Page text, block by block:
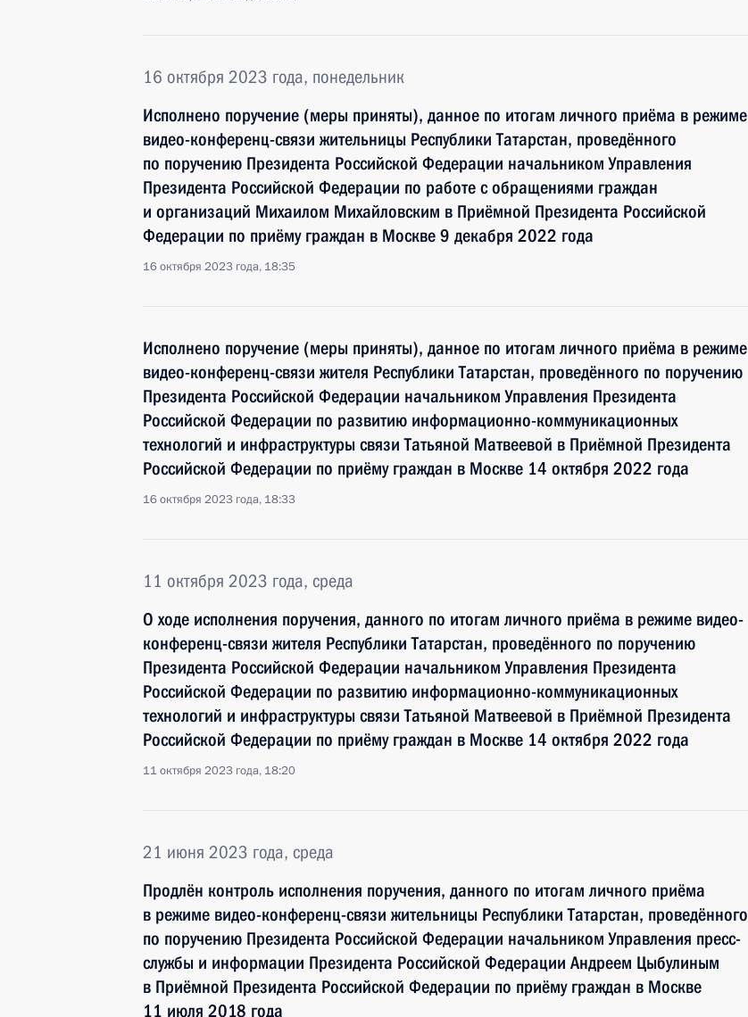
16 октября 2023 года, понедельник
Исполнено поручение (меры приняты), данное по итогам личного приёма в режиме
видео-конференц-связи жительницы Республики Татарстан, проведённого
по поручению Президента Российской Федерации начальником Управления
Президента Российской Федерации по работе с обращениями граждан
и организаций Михаилом Михайловским в Приёмной Президента Российской
Федерации по приёму граждан в Москве 9 декабря 2022 года
16 октября 2023 года, 18:35
Исполнено поручение (меры приняты), данное по итогам личного приёма в режиме
видео-конференц-связи жителя Республики Татарстан, проведённого по поручению
Президента Российской Федерации начальником Управления Президента
Российской Федерации по развитию информационно-коммуникационных
технологий и инфраструктуры связи Татьяной Матвеевой в Приёмной Президента
Российской Федерации по приёму граждан в Москве 14 октября 2022 года
16 октября 2023 года, 18:33
11 октября 2023 года, среда
О ходе исполнения поручения, данного по итогам личного приёма в режиме видео-
конференц-связи жителя Республики Татарстан, проведённого по поручению
Президента Российской Федерации начальником Управления Президента
Российской Федерации по развитию информационно-коммуникационных
технологий и инфраструктуры связи Татьяной Матвеевой в Приёмной Президента
Российской Федерации по приёму граждан в Москве 14 октября 2022 года
11 октября 2023 года, 18:20
21 июня 2023 года, среда
Продлён контроль исполнения поручения, данного по итогам личного приёма
в режиме видео-конференц-связи жительницы Республики Татарстан, проведённого
по поручению Президента Российской Федерации начальником Управления пресс-
службы и информации Президента Российской Федерации Андреем Цыбулиным
в Приёмной Президента Российской Федерации по приёму граждан в Москве
11 июля 2018 года